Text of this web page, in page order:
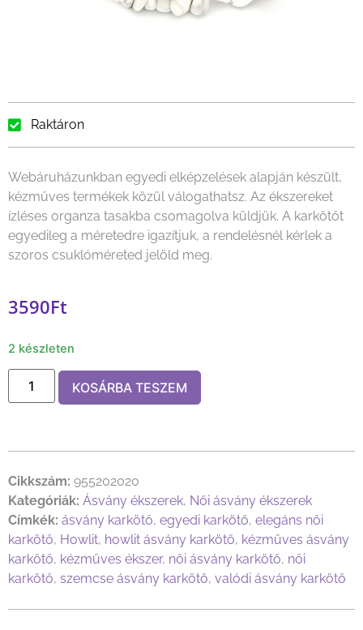
Raktáron
Webáruházunkban egyedi elképzelések alapján készült,
kézműves termékek közül válogathatsz. Az ékszereket
ízléses organza tasakba csomagolva küldjük. A karkötőt
egyedileg a méretedre igazítjuk, a rendelésnél kérlek a
szoros csuklóméreted jelöld meg.
3590Ft
2 készleten
KOSÁRBA TESZEM
Cikkszám: 955202020
Kategóriák: Ásvány ékszerek, Női ásvány ékszerek
Címkék: ásvány karkötő, egyedi karkötő, elegáns női
karkötő, Howlit, howlit ásvány karkötő, kézműves ásvány
karkötő, kézműves ékszer, női ásvány karkötő, női
karkötő, szemcse ásvány karkötő, valódi ásvány karkötő